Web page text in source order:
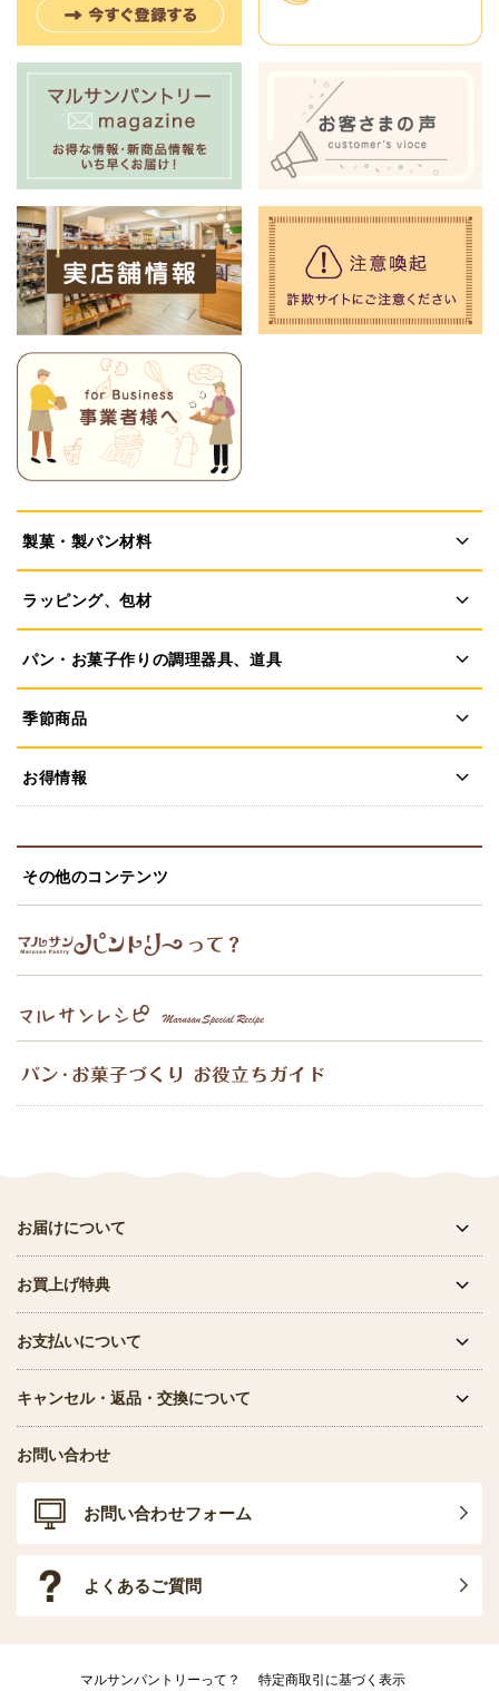
製菓・製パン材料
ラッピング、包材
パン・お菓子作りの調理器具、道具
季節商品
お得情報
その他のコンテンツ
お届けについて
お買上げ特典
お支払いについて
キャンセル・返品・交換について
お問い合わせ
お問い合わせフォーム
よくあるご質問
マルサンパントリーって？ 特定商取引に基づく表示